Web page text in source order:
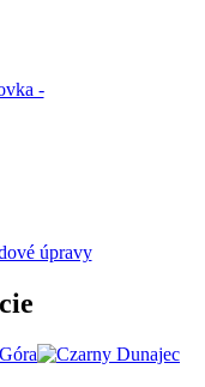
úpravy